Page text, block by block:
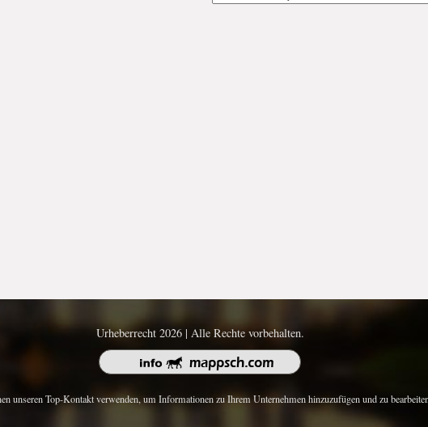
Urheberrecht 2026 | Alle Rechte vorbehalten.
unseren Top-Kontakt verwenden, um Informationen zu Ihrem Unternehmen hinzuzufügen und zu